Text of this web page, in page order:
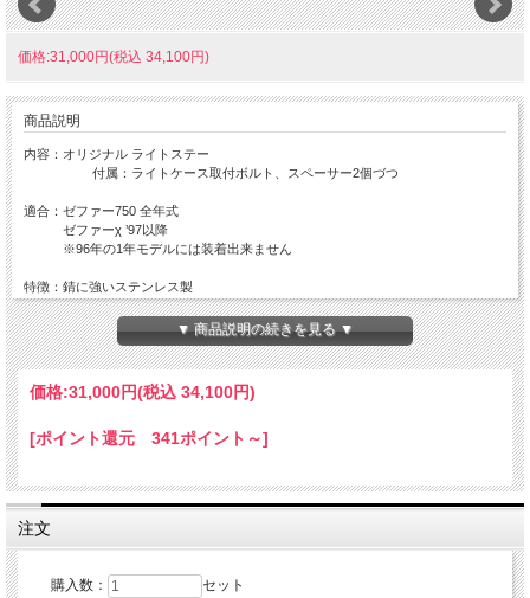
価格:31,000円(税込 34,100円)
商品説明
内容：オリジナル ライトステー
付属：ライトケース取付ボルト、スペーサー2個づつ
適合：ゼファー750 全年式
ゼファーχ ’97以降
※96年の1年モデルには装着出来ません
特徴：錆に強いステンレス製
純正のライトブラケットを使用して装着します。トップブリッジを外してフ
ォークに通す必要がなく、取り付け時間が短縮できます。
純正のライトステーより角度が上がり更に旧車らしく！
日本国内の工房にて1つ1つ丁寧に仕上げた他にないライトステーです。
注意事項：
※純正のライト調光ステーは使用出来ません。取り外して本商品を取付ください。
の
取付確認はいたしておりません。
※ご購入前に取付車両の状態、純正ライトステーブラケットが有るかをご確認くだ
さい。
の純正のライトケースにあるゴムブッシュ、穴の開いた突起のあるカラー、取付ナ
▼ 商品説明の続きを見る ▼
価格:31,000円(税込 34,100円)
[ポイント還元 341ポイント～]
注文
購入数： セット